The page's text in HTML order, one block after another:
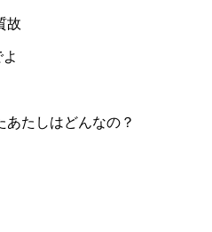
故
あたしはどんなの？